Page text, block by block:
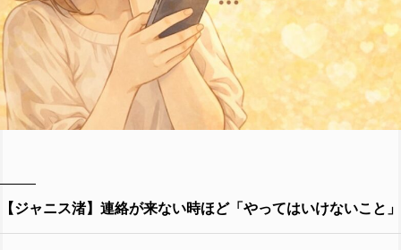
【ジャニス渚】連絡が来ない時ほど「やってはいけないこと」